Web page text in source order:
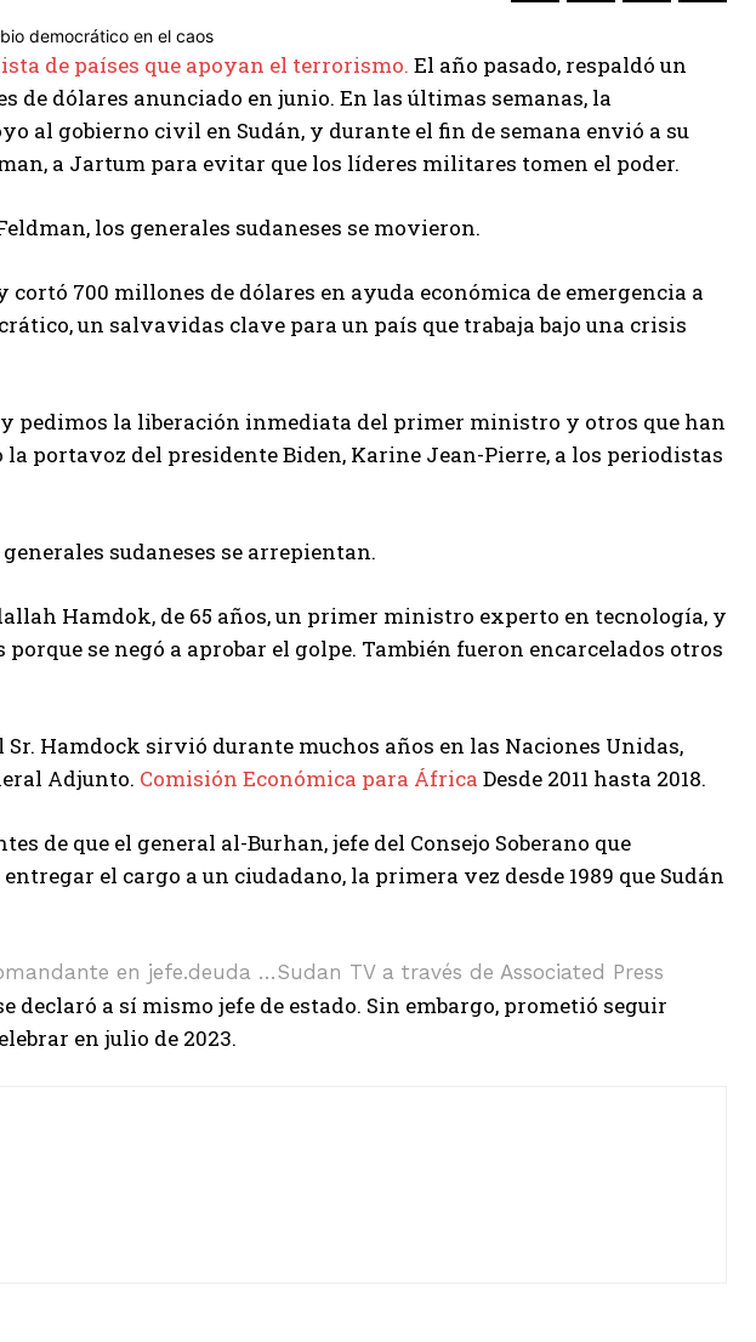
de países que apoyan el terrorismo. El año pasado, respaldó un
de dólares anunciado en junio. En las últimas semanas, la
al gobierno civil en Sudán, y durante el fin de semana envió a su
a Jartum para evitar que los líderes militares tomen el poder.
los generales sudaneses se movieron.
cortó 700 millones de dólares en ayuda económica de emergencia a
un salvavidas clave para un país que trabaja bajo una crisis
pedimos la liberación inmediata del primer ministro y otros que han
portavoz del presidente Biden, Karine Jean-Pierre, a los periodistas
sudaneses se arrepientan.
Hamdok, de 65 años, un primer ministro experto en tecnología, y
se negó a aprobar el golpe. También fueron encarcelados otros
Hamdock sirvió durante muchos años en las Naciones Unidas,
Adjunto. Comisión Económica para África Desde 2011 hasta 2018.
de que el general al-Burhan, jefe del Consejo Soberano que
el cargo a un ciudadano, la primera vez desde 1989 que Sudán
en jefe.deuda …Sudan TV a través de Associated Press
declaró a sí mismo jefe de estado. Sin embargo, prometió seguir
en julio de 2023.